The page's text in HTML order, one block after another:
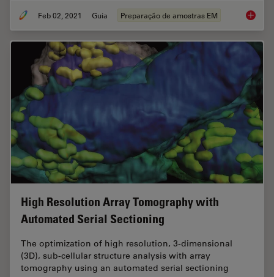
Feb 02, 2021 Guia Preparação de amostras EM
High Resolution Array Tomography with
Automated Serial Sectioning
The optimization of high resolution, 3-dimensional
(3D), sub-cellular structure analysis with array
tomography using an automated serial sectioning